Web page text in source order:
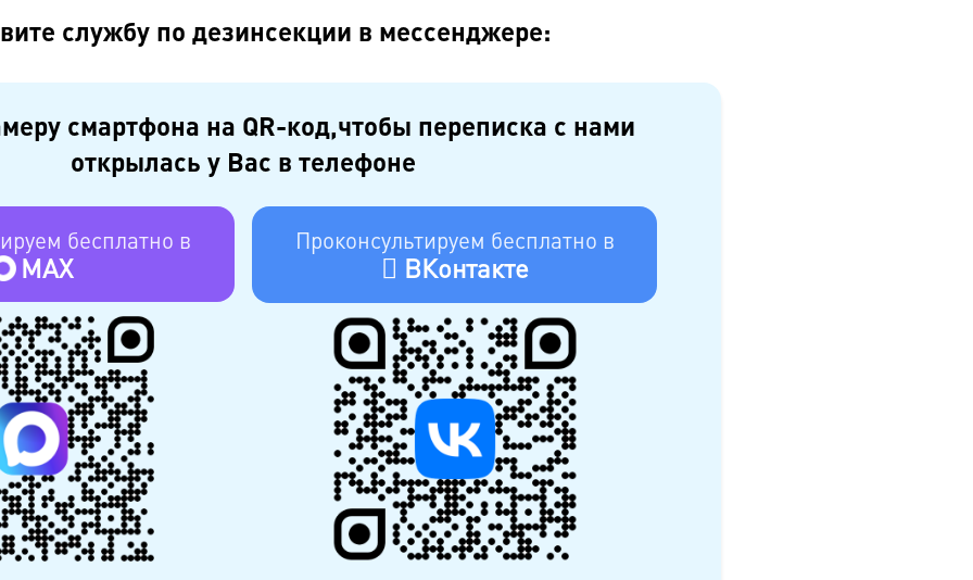
службу по дезинсекции в мессенджере:
смартфона на QR-код,чтобы переписка с нами
открылась у Вас в телефоне
бесплатно в
MAX
Проконсультируем бесплатно в
ВКонтакте